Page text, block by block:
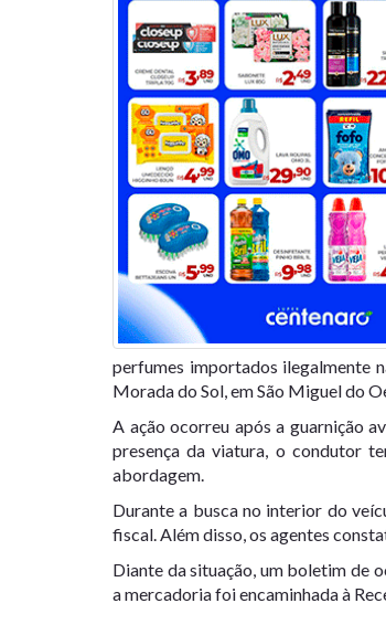
perfumes importados ilegalmente
Morada do Sol, em São Miguel do
A ação ocorreu após a guarnição
presença da viatura, o condutor
abordagem.
Durante a busca no interior do
fiscal. Além disso, os agentes
Diante da situação, um boletim de
a mercadoria foi encaminhada à